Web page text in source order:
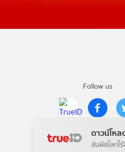
ดาวน์โห
สัมผัสโลกไ
Follow us
Copyright © True Digital Group
All rights reserved